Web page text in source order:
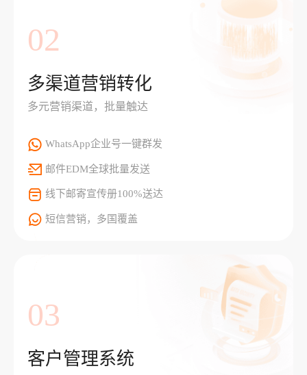
02
多渠道营销转化
多元营销渠道，批量触达
WhatsApp企业号一键群发
邮件EDM全球批量发送
线下邮寄宣传册100%送达
短信营销，多国覆盖
03
客户管理系统